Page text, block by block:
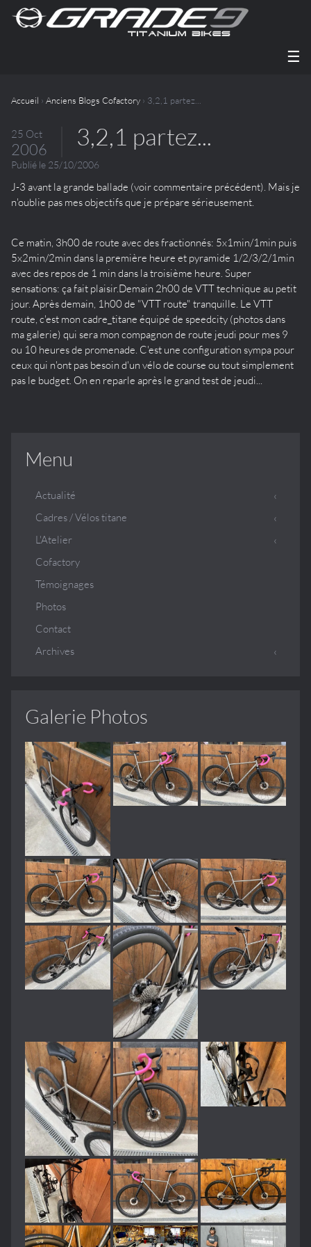
☰
Accueil › Anciens Blogs Cofactory › 3,2,1 partez...
25 Oct
2006 3,2,1 partez...
Publié le 25/10/2006
J-3 avant la grande ballade (voir commentaire précédent). Mais je
n'oublie pas mes objectifs que je prépare sérieusement.
Ce matin, 3h00 de route avec des fractionnés: 5x1min/1min puis
5x2min/2min dans la première heure et pyramide 1/2/3/2/1min
avec des repos de 1 min dans la troisième heure. Super
sensations: ça fait plaisir.Demain 2h00 de VTT technique au petit
jour. Après demain, 1h00 de "VTT route" tranquille. Le VTT
route, c'est mon cadre_titane équipé de speedcity (photos dans
ma galerie) qui sera mon compagnon de route jeudi pour mes 9
ou 10 heures de promenade. C'est une configuration sympa pour
ceux qui n'ont pas besoin d'un vélo de course ou tout simplement
pas le budget. On en reparle après le grand test de jeudi...
Menu
Actualité
Cadres / Vélos titane
L'Atelier
Cofactory
Témoignages
Photos
Contact
Archives
Galerie Photos